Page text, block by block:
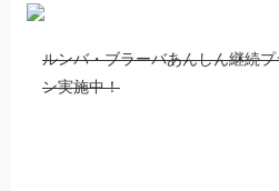
ルンバ・ブラーバあんしん継続
ン実施中！